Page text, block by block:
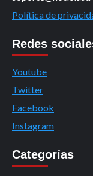
Política de
Redes
Youtube
Twitter
Facebook
Instagram
Categorías